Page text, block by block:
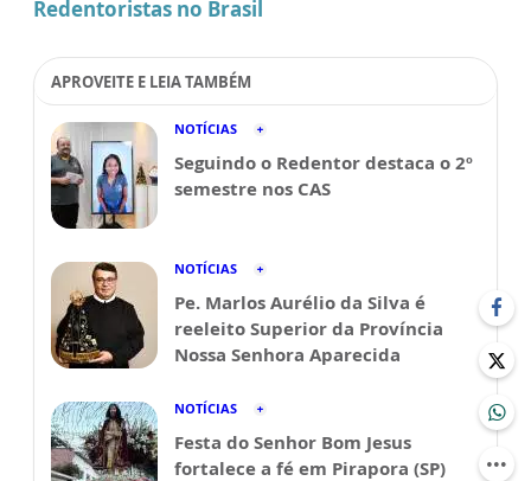
Redentoristas no Brasil
APROVEITE E LEIA TAMBÉM
NOTÍCIAS
Seguindo o Redentor destaca o 2º
semestre nos CAS
NOTÍCIAS
Pe. Marlos Aurélio da Silva é
reeleito Superior da Província
Nossa Senhora Aparecida
NOTÍCIAS
Festa do Senhor Bom Jesus
fortalece a fé em Pirapora (SP)